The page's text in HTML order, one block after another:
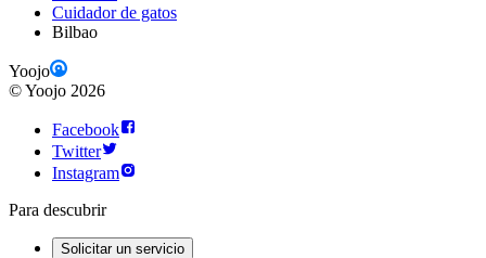
Cuidador de gatos
Bilbao
Yoojo
©Yoojo 2026
Facebook
Twitter
Instagram
Para descubrir
Solicitar un servicio